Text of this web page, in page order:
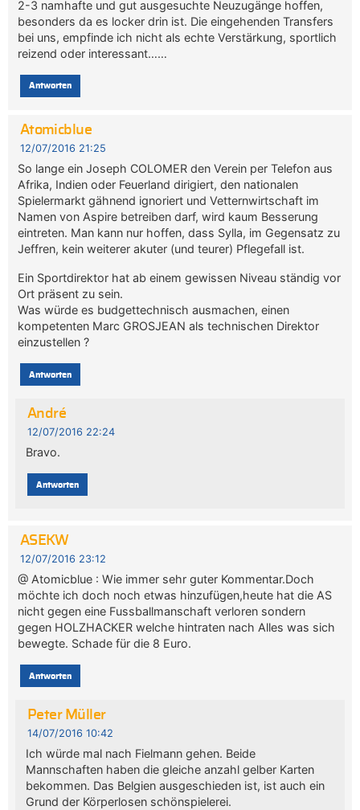
2-3 namhafte und gut ausgesuchte Neuzugänge hoffen,
besonders da es locker drin ist. Die eingehenden Transfers
bei uns, empfinde ich nicht als echte Verstärkung, sportlich
reizend oder interessant……
Antworten
Atomicblue
12/07/2016 21:25
So lange ein Joseph COLOMER den Verein per Telefon aus
Afrika, Indien oder Feuerland dirigiert, den nationalen
Spielermarkt gähnend ignoriert und Vetternwirtschaft im
Namen von Aspire betreiben darf, wird kaum Besserung
eintreten. Man kann nur hoffen, dass Sylla, im Gegensatz zu
Jeffren, kein weiterer akuter (und teurer) Pflegefall ist.
Ein Sportdirektor hat ab einem gewissen Niveau ständig vor
Ort präsent zu sein.
Was würde es budgettechnisch ausmachen, einen
kompetenten Marc GROSJEAN als technischen Direktor
einzustellen ?
Antworten
André
12/07/2016 22:24
Bravo.
Antworten
ASEKW
12/07/2016 23:12
@ Atomicblue : Wie immer sehr guter Kommentar.Doch
möchte ich doch noch etwas hinzufügen,heute hat die AS
nicht gegen eine Fussballmanschaft verloren sondern
gegen HOLZHACKER welche hintraten nach Alles was sich
bewegte. Schade für die 8 Euro.
Antworten
Peter Müller
14/07/2016 10:42
Ich würde mal nach Fielmann gehen. Beide
Mannschaften haben die gleiche anzahl gelber Karten
bekommen. Das Belgien ausgeschieden ist, ist auch ein
Grund der Körperlosen schönspielerei.